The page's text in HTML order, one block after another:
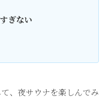
ぎない
、夜サウナを楽しんでみ